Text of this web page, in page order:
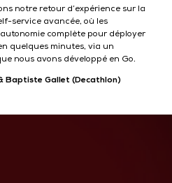
notre retour d’expérience sur la
service avancée, où les
complète pour déployer
quelques minutes, via un
nous avons développé en Go.
Baptiste Gallet (Decathlon)